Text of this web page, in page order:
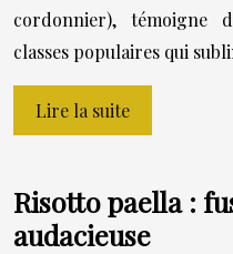
cordonnier), témoigne
classes populaires qui
Lire la suite
Risotto paella :
audacieuse